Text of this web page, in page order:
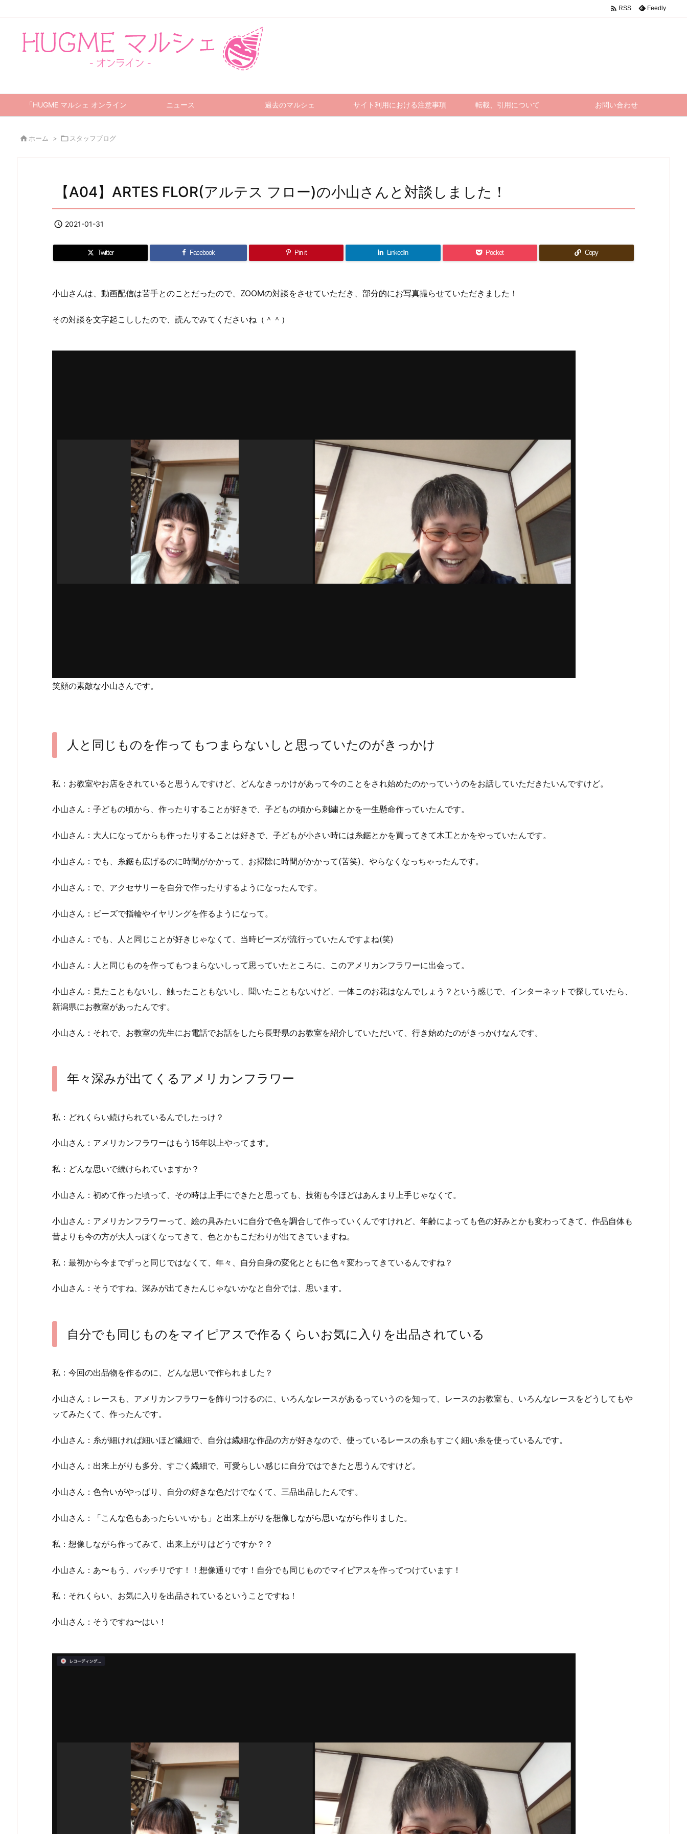
「HUGME マルシェ オンライン」について ニュース 過去のマルシェ サイト利用における注意事項 転載、引用について お問い合わせ
 RSS Feedly
 ホーム >  スタッフブログ
【A04】ARTES FLOR(アルテス フロー)の小山さんと対談しました！
 2021-01-31
Twitter Facebook Pin it LinkedIn Pocket Copy
小山さんは、動画配信は苦手とのことだったので、ZOOMの対談をさせていただき、部分的にお写真撮らせていただきました！
その対談を文字起こししたので、読んでみてくださいね（＾＾）
笑顔の素敵な小山さんです。
人と同じものを作ってもつまらないしと思っていたのがきっかけ
私：お教室やお店をされていると思うんですけど、どんなきっかけがあって今のことをされ始めたのかっていうのをお話していただきたいんですけど。
小山さん：子どもの頃から、作ったりすることが好きで、子どもの頃から刺繍とかを一生懸命作っていたんです。
小山さん：大人になってからも作ったりすることは好きで、子どもが小さい時には糸鋸とかを買ってきて木工とかをやっていたんです。
小山さん：でも、糸鋸も広げるのに時間がかかって、お掃除に時間がかかって(苦笑)、やらなくなっちゃったんです。
小山さん：で、アクセサリーを自分で作ったりするようになったんです。
小山さん：ビーズで指輪やイヤリングを作るようになって。
小山さん：でも、人と同じことが好きじゃなくて、当時ビーズが流行っていたんですよね(笑)
小山さん：人と同じものを作ってもつまらないしって思っていたところに、このアメリカンフラワーに出会って。
小山さん：見たこともないし、触ったこともないし、聞いたこともないけど、一体このお花はなんでしょう？という感じで、インターネットで探していたら、
新潟県にお教室があったんです。
小山さん：それで、お教室の先生にお電話でお話をしたら長野県のお教室を紹介していただいて、行き始めたのがきっかけなんです。
年々深みが出てくるアメリカンフラワー
私：どれくらい続けられているんでしたっけ？
小山さん：アメリカンフラワーはもう15年以上やってます。
私：どんな思いで続けられていますか？
小山さん：初めて作った頃って、その時は上手にできたと思っても、技術も今ほどはあんまり上手じゃなくて。
小山さん：アメリカンフラワーって、絵の具みたいに自分で色を調合して作っていくんですけれど、年齢によっても色の好みとかも変わってきて、作品自体も
昔よりも今の方が大人っぽくなってきて、色とかもこだわりが出てきていますね。
私：最初から今までずっと同じではなくて、年々、自分自身の変化とともに色々変わってきているんですね？
小山さん：そうですね、深みが出てきたんじゃないかなと自分では、思います。
自分でも同じものをマイピアスで作るくらいお気に入りを出品されている
私：今回の出品物を作るのに、どんな思いで作られました？
小山さん：レースも、アメリカンフラワーを飾りつけるのに、いろんなレースがあるっていうのを知って、レースのお教室も、いろんなレースをどうしてもや
ッてみたくて、作ったんです。
小山さん：糸が細ければ細いほど繊細で、自分は繊細な作品の方が好きなので、使っているレースの糸もすごく細い糸を使っているんです。
小山さん：出来上がりも多分、すごく繊細で、可愛らしい感じに自分ではできたと思うんですけど。
小山さん：色合いがやっぱり、自分の好きな色だけでなくて、三品出品したんです。
小山さん：「こんな色もあったらいいかも」と出来上がりを想像しながら思いながら作りました。
私：想像しながら作ってみて、出来上がりはどうですか？？
小山さん：あ〜もう、バッチリです！！想像通りです！自分でも同じものでマイピアスを作ってつけています！
私：それくらい、お気に入りを出品されているということですね！
小山さん：そうですね〜はい！